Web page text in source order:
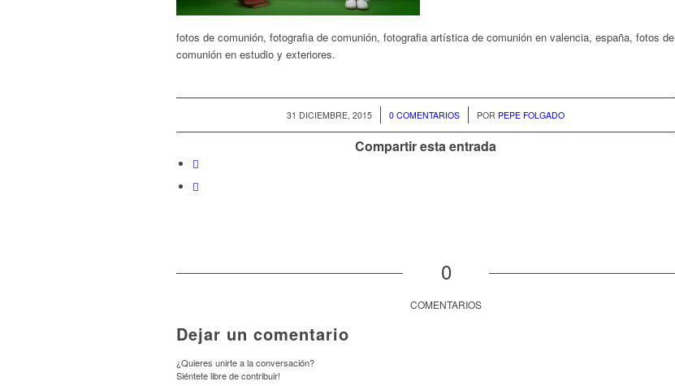
fotos de comunión, fotografia de comunión, fotografia artística de comunión en valencia, españa, fotos de
comunión en estudio y exteriores.
31 DICIEMBRE, 2015
/ 0 COMENTARIOS
/ POR PEPE FOLGADO
Compartir esta entrada
0
COMENTARIOS
Dejar un comentario
¿Quieres unirte a la conversación?
Siéntete libre de contribuir!